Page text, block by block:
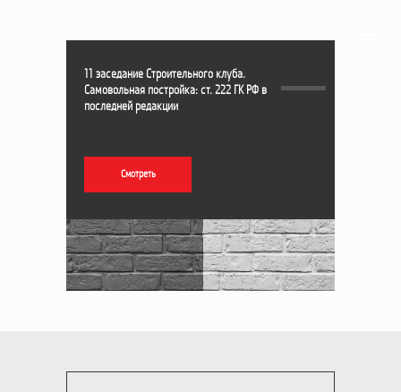
11 заседание Строительного клуба.
Самовольная постройка: ст. 222 ГК РФ в
последней редакции
Смотреть